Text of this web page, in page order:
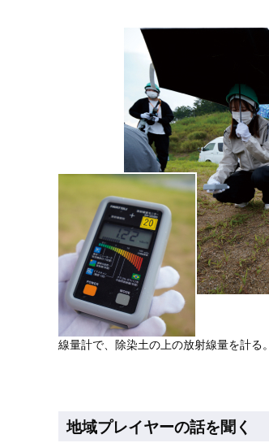
線量計で、除染土の上の放射線量を計る。
地域プレイヤーの話を聞く